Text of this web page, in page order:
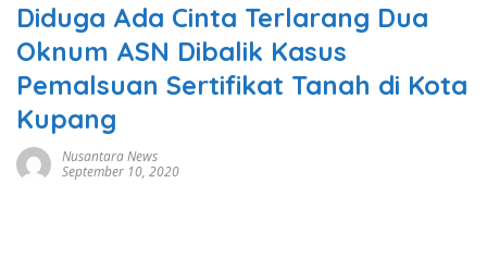
Diduga Ada Cinta Terlarang Dua
Oknum ASN Dibalik Kasus
Pemalsuan Sertifikat Tanah di Kota
Kupang
Nusantara News
September 10, 2020